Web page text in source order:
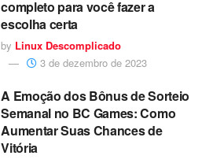
completo para você fazer a
escolha certa
by Linux Descomplicado
3 de dezembro de 2023
A Emoção dos Bônus de Sorteio
Semanal no BC Games: Como
Aumentar Suas Chances de
Vitória